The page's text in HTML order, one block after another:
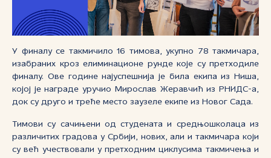
У финалу се такмичило 16 тимова, укупно 78 такмичара,
изабраних кроз елиминационе рунде које су претходиле
финалу. Ове године најуспешнија је била екипа из Ниша,
којој је награде уручио Мирослав Жеравчић из РНИДС-а,
док су друго и треће место заузеле екипе из Новог Сада.
Тимови су сачињени од студената и средњошколаца из
различитих градова у Србији, нових, али и такмичара који
су већ учествовали у претходним циклусима такмичења и